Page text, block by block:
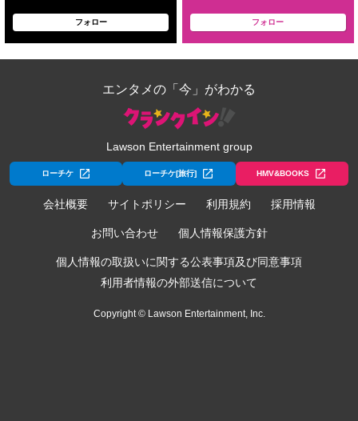
フォロー フォロー
エンタメの「今」がわかる
Lawson Entertainment group
ローチケ ローチケ[旅行] HMV&BOOKS
会社概要 サイトポリシー 利用規約 採用情報
お問い合わせ 個人情報保護方針
個人情報の取扱いに関する公表事項及び同意事項
利用者情報の外部送信について
Copyright © Lawson Entertainment, Inc.